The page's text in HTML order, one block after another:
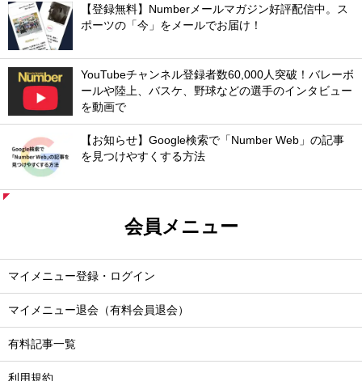
【登録無料】Numberメールマガジン好評配信中。ス
ポーツの「今」をメールでお届け！
YouTubeチャンネル登録者数60,000人突破！バレーボ
ールや陸上、バスケ、野球などの選手のインタビュー
を動画で
【お知らせ】Google検索で「Number Web」の記事
を見つけやすくする方法
会員メニュー
マイメニュー登録・ログイン
マイメニュー退会（有料会員退会）
有料記事一覧
利用規約